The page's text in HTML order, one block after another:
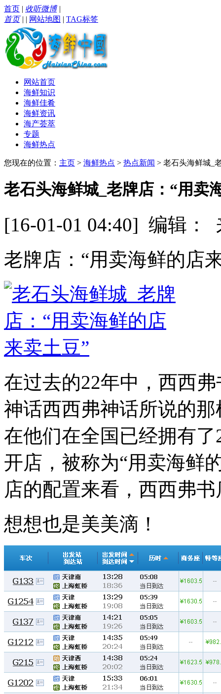
首页 | 收听微博|
首页| | 网站地图 | TAG标签
网站首页
海鲜知识
海鲜佳肴
海鲜资讯
海产荟萃
专题
海鲜热点
您现在的位置： 主页 > 海鲜热点 > 热点新闻 > 老石头海鲜城_
老石头海鲜城_老牌店：“用卖
[16-01-01 04:40] 编辑
老牌店：“用卖海鲜的店
在过去的22年中，西西
神话西西弗神话所说的
在他们在全国已经拥有
开店，被称为“用卖海鲜
店的配置来看，西西弗
想想也是美美滴！